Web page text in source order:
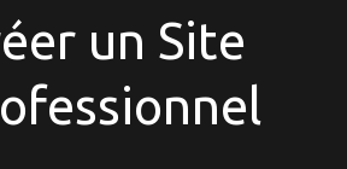
un Site